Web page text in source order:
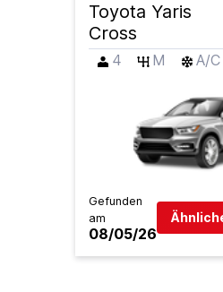
Toyota Yaris
Cross
4 M A/C
Gefunden
am
08/05/26